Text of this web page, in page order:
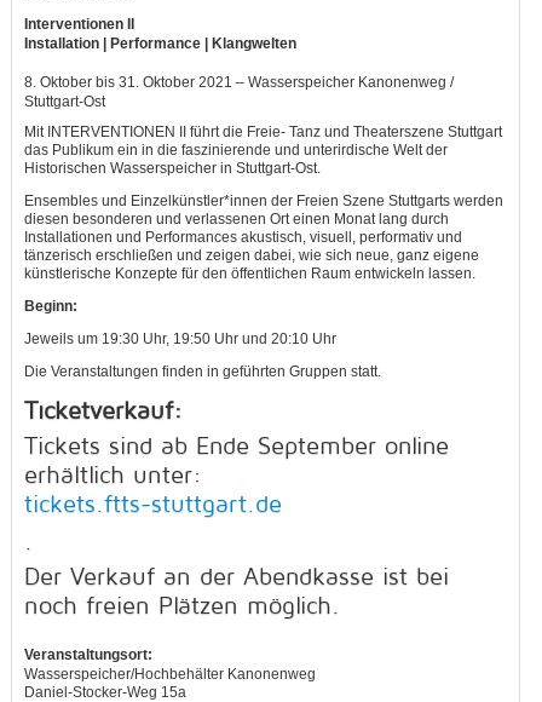
Interventionen II
Installation | Performance | Klangwelten
8. Oktober bis 31. Oktober 2021 – Wasserspeicher Kanonenweg /
Stuttgart-Ost
Mit INTERVENTIONEN II führt die Freie- Tanz und Theaterszene Stuttgart
das Publikum ein in die faszinierende und unterirdische Welt der
Historischen Wasserspeicher in Stuttgart-Ost.
Ensembles und Einzelkünstler*innen der Freien Szene Stuttgarts werden
diesen besonderen und verlassenen Ort einen Monat lang durch
Installationen und Performances akustisch, visuell, performativ und
tänzerisch erschließen und zeigen dabei, wie sich neue, ganz eigene
künstlerische Konzepte für den öffentlichen Raum entwickeln lassen.
Beginn:
Jeweils um 19:30 Uhr, 19:50 Uhr und 20:10 Uhr
Die Veranstaltungen finden in geführten Gruppen statt.
Ticketverkauf:
Tickets sind ab Ende September online
erhältlich unter:
tickets.ftts-stuttgart.de
Der Verkauf an der Abendkasse ist bei
noch freien Plätzen möglich.
Veranstaltungsort:
Wasserspeicher/Hochbehälter Kanonenweg
Daniel-Stocker-Weg 15a